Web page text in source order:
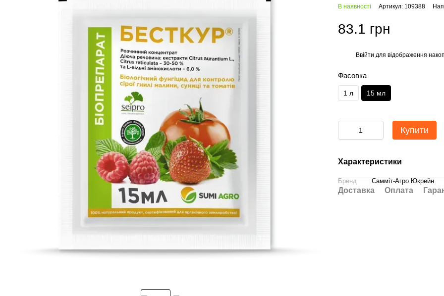
В наявності Артикул: 109388
83.1 грн
Ввійти для відображення
Фасовка
1 л 15 мл
Купити
Характеристики
Бренд Самміт-Агро Юкрейн
Доставка Оплата